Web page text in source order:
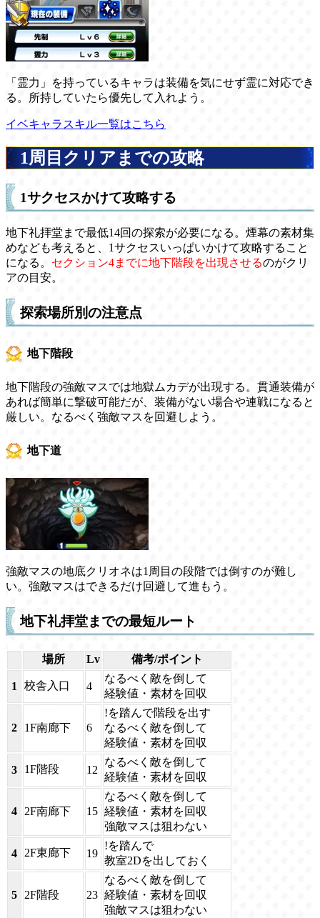
「霊力」を持っているキャラは装備を気にせず霊に対応でき
る。所持していたら優先して入れよう。
イベキャラスキル一覧はこちら
1周目クリアまでの攻略
1サクセスかけて攻略する
地下礼拝堂まで最低14回の探索が必要になる。煙幕の素材集
めなども考えると、1サクセスいっぱいかけて攻略すること
になる。 セクション4までに地下階段を出現させるのがクリ
アの目安。
探索場所別の注意点
地下階段
地下階段の強敵マスでは地獄ムカデが出現する。貫通装備が
あれば簡単に撃破可能だが、装備がない場合や連戦になると
厳しい。なるべく強敵マスを回避しよう。
地下道
強敵マスの地底クリオネは1周目の段階では倒すのが難し
い。強敵マスはできるだけ回避して進もう。
地下礼拝堂までの最短ルート
場所 Lv 備考/ポイント
1 校舎入口 4
なるべく敵を倒して
経験値・素材を回収
2 1F南廊下 6
!を踏んで階段を出す
なるべく敵を倒して
経験値・素材を回収
3 1F階段 12
なるべく敵を倒して
経験値・素材を回収
4 2F南廊下 15
なるべく敵を倒して
経験値・素材を回収
強敵マスは狙わない
4 2F東廊下 19
!を踏んで
教室2Dを出しておく
5 2F階段 23
なるべく敵を倒して
経験値・素材を回収
強敵マスは狙わない